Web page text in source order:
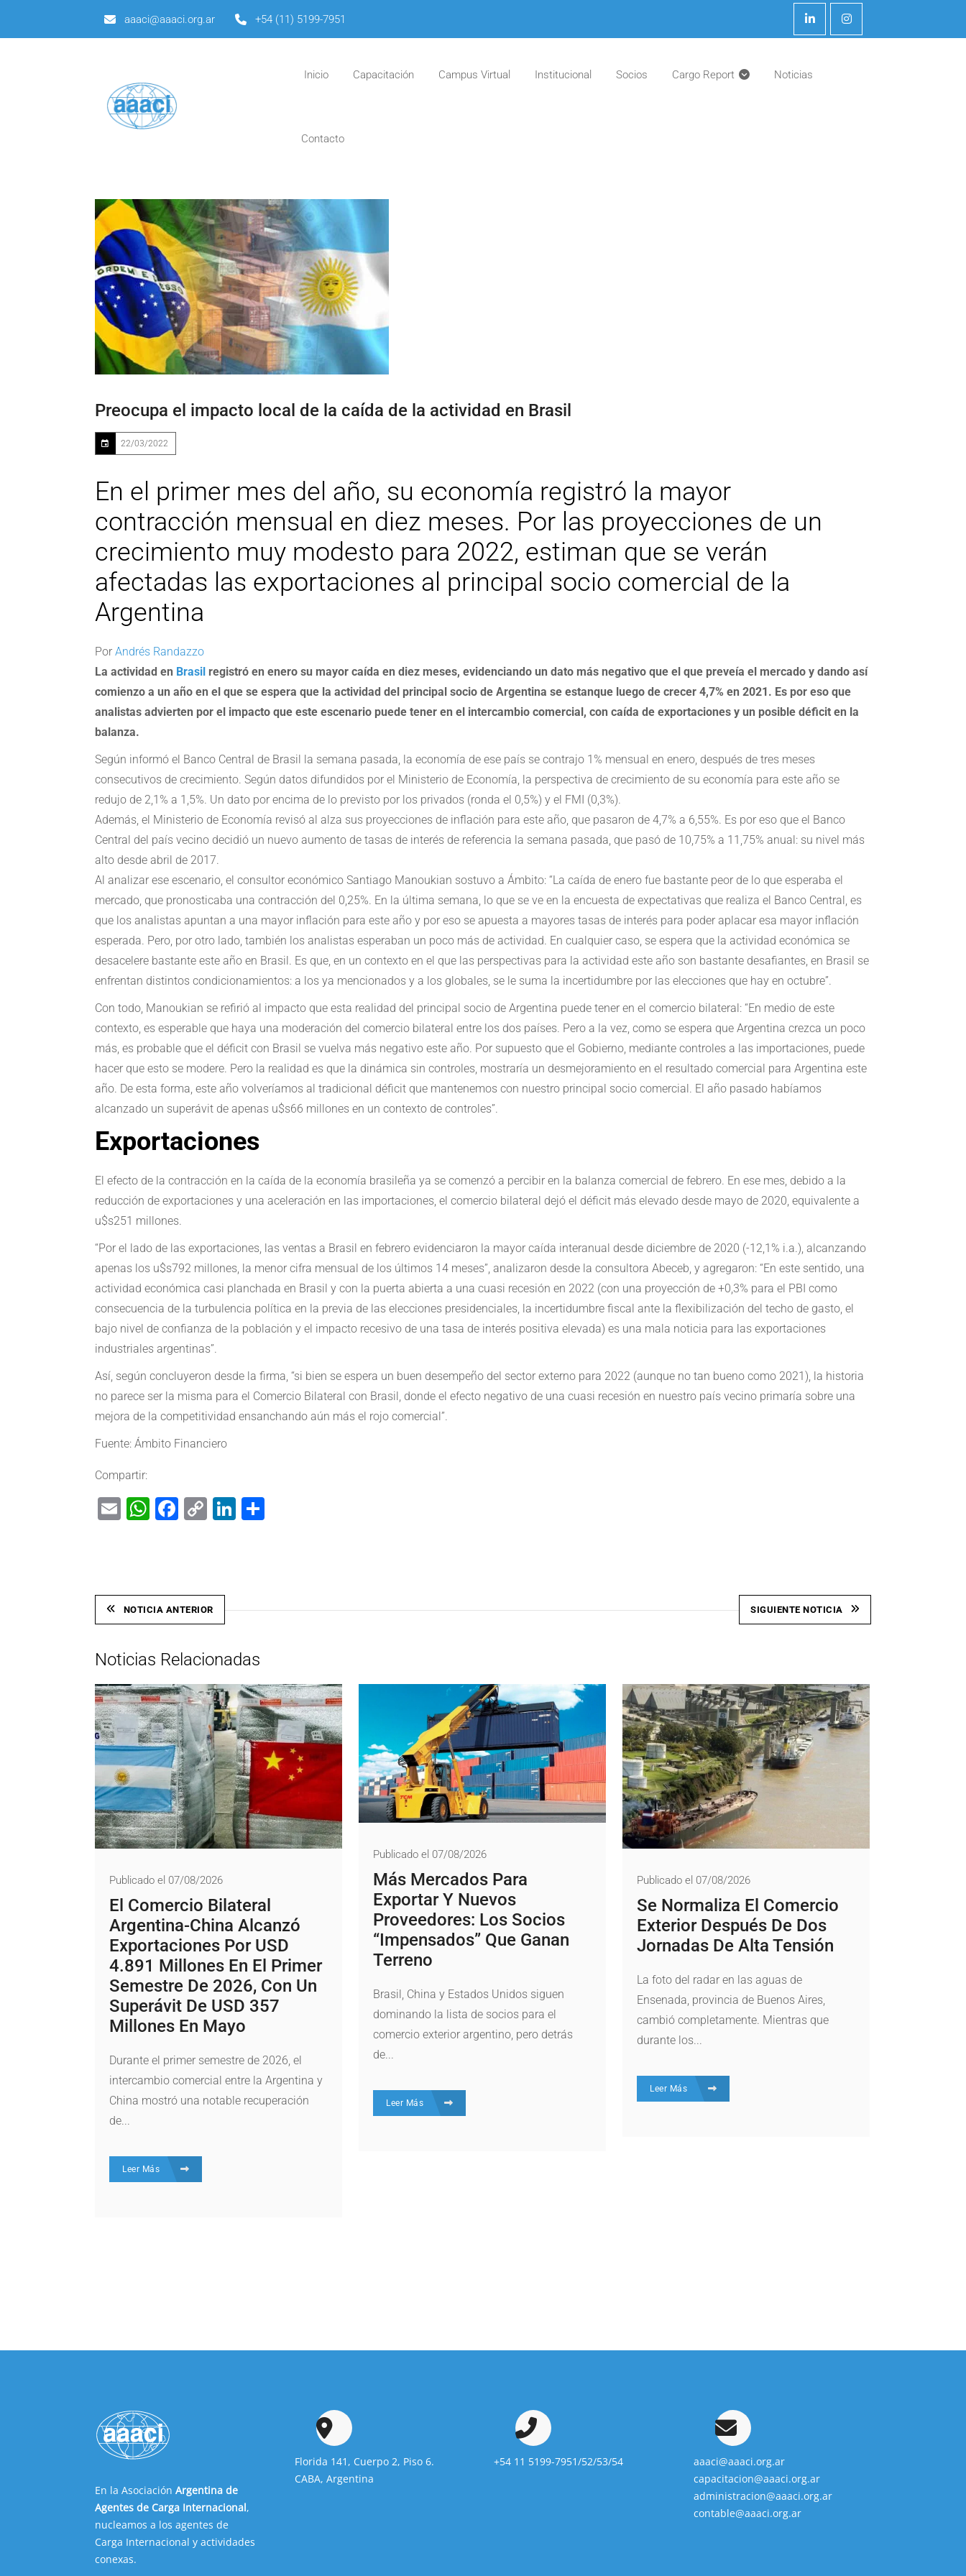
aaaci@aaaci.org.ar +54 (11) 5199-7951
Inicio Capacitación Campus Virtual Institucional Socios Cargo Report Noticias
Contacto
Preocupa el impacto local de la caída de la actividad en Brasil
22/03/2022
En el primer mes del año, su economía registró la mayor
contracción mensual en diez meses. Por las proyecciones de un
crecimiento muy modesto para 2022, estiman que se verán
afectadas las exportaciones al principal socio comercial de la
Argentina
Por Andrés Randazzo
La actividad en Brasil registró en enero su mayor caída en diez meses, evidenciando un dato más negativo que el que preveía el mercado y dando así
comienzo a un año en el que se espera que la actividad del principal socio de Argentina se estanque luego de crecer 4,7% en 2021. Es por eso que
analistas advierten por el impacto que este escenario puede tener en el intercambio comercial, con caída de exportaciones y un posible déficit en la
balanza.
Según informó el Banco Central de Brasil la semana pasada, la economía de ese país se contrajo 1% mensual en enero, después de tres meses
consecutivos de crecimiento. Según datos difundidos por el Ministerio de Economía, la perspectiva de crecimiento de su economía para este año se
redujo de 2,1% a 1,5%. Un dato por encima de lo previsto por los privados (ronda el 0,5%) y el FMI (0,3%).
Además, el Ministerio de Economía revisó al alza sus proyecciones de inflación para este año, que pasaron de 4,7% a 6,55%. Es por eso que el Banco
Central del país vecino decidió un nuevo aumento de tasas de interés de referencia la semana pasada, que pasó de 10,75% a 11,75% anual: su nivel más
alto desde abril de 2017.
Al analizar ese escenario, el consultor económico Santiago Manoukian sostuvo a Ámbito: “La caída de enero fue bastante peor de lo que esperaba el
mercado, que pronosticaba una contracción del 0,25%. En la última semana, lo que se ve en la encuesta de expectativas que realiza el Banco Central, es
que los analistas apuntan a una mayor inflación para este año y por eso se apuesta a mayores tasas de interés para poder aplacar esa mayor inflación
esperada. Pero, por otro lado, también los analistas esperaban un poco más de actividad. En cualquier caso, se espera que la actividad económica se
desacelere bastante este año en Brasil. Es que, en un contexto en el que las perspectivas para la actividad este año son bastante desafiantes, en Brasil se
enfrentan distintos condicionamientos: a los ya mencionados y a los globales, se le suma la incertidumbre por las elecciones que hay en octubre”.
Con todo, Manoukian se refirió al impacto que esta realidad del principal socio de Argentina puede tener en el comercio bilateral: “En medio de este
contexto, es esperable que haya una moderación del comercio bilateral entre los dos países. Pero a la vez, como se espera que Argentina crezca un poco
más, es probable que el déficit con Brasil se vuelva más negativo este año. Por supuesto que el Gobierno, mediante controles a las importaciones, puede
hacer que esto se modere. Pero la realidad es que la dinámica sin controles, mostraría un desmejoramiento en el resultado comercial para Argentina este
año. De esta forma, este año volveríamos al tradicional déficit que mantenemos con nuestro principal socio comercial. El año pasado habíamos
alcanzado un superávit de apenas u$s66 millones en un contexto de controles”.
Exportaciones
El efecto de la contracción en la caída de la economía brasileña ya se comenzó a percibir en la balanza comercial de febrero. En ese mes, debido a la
reducción de exportaciones y una aceleración en las importaciones, el comercio bilateral dejó el déficit más elevado desde mayo de 2020, equivalente a
u$s251 millones.
“Por el lado de las exportaciones, las ventas a Brasil en febrero evidenciaron la mayor caída interanual desde diciembre de 2020 (-12,1% i.a.), alcanzando
apenas los u$s792 millones, la menor cifra mensual de los últimos 14 meses”, analizaron desde la consultora Abeceb, y agregaron: “En este sentido, una
actividad económica casi planchada en Brasil y con la puerta abierta a una cuasi recesión en 2022 (con una proyección de +0,3% para el PBI como
consecuencia de la turbulencia política en la previa de las elecciones presidenciales, la incertidumbre fiscal ante la flexibilización del techo de gasto, el
bajo nivel de confianza de la población y el impacto recesivo de una tasa de interés positiva elevada) es una mala noticia para las exportaciones
industriales argentinas”.
Así, según concluyeron desde la firma, “si bien se espera un buen desempeño del sector externo para 2022 (aunque no tan bueno como 2021), la historia
no parece ser la misma para el Comercio Bilateral con Brasil, donde el efecto negativo de una cuasi recesión en nuestro país vecino primaría sobre una
mejora de la competitividad ensanchando aún más el rojo comercial”.
Fuente: Ámbito Financiero
Compartir:
EmailWhatsApp
Facebook
CopyLinkedIn
NOTICIA ANTERIOR SIGUIENTE NOTICIA
Noticias Relacionadas
Publicado el 07/08/2026
El Comercio Bilateral
Argentina-China Alcanzó
Exportaciones Por USD
4.891 Millones En El Primer
Semestre De 2026, Con Un
Superávit De USD 357
Millones En Mayo
Durante el primer semestre de 2026, el
intercambio comercial entre la Argentina y
China mostró una notable recuperación
de...
Leer Más
Publicado el 07/08/2026
Más Mercados Para
Exportar Y Nuevos
Proveedores: Los Socios
“impensados” Que Ganan
Terreno
Brasil, China y Estados Unidos siguen
dominando la lista de socios para el
comercio exterior argentino, pero detrás
de...
Leer Más
Publicado el 07/08/2026
Se Normaliza El Comercio
Exterior Después De Dos
Jornadas De Alta Tensión
La foto del radar en las aguas de
Ensenada, provincia de Buenos Aires,
cambió completamente. Mientras que
durante los...
Leer Más
En la Asociación Argentina de
Agentes de Carga Internacional,
nucleamos a los agentes de
Carga Internacional y actividades
conexas.
Florida 141, Cuerpo 2, Piso 6.
CABA, Argentina
+54 11 5199-7951/52/53/54
aaaci@aaaci.org.ar
capacitacion@aaaci.org.ar
administracion@aaaci.org.ar
contable@aaaci.org.ar